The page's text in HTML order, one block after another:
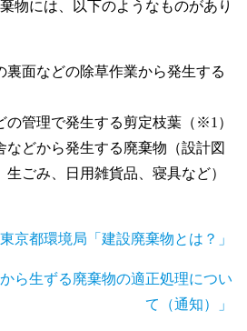
物には、以下のようなものがあり
裏面などの除草作業から発生する
の管理で発生する剪定枝葉（※1）
などから発生する廃棄物（設計図
ごみ、日用雑貨品、寝具など）
東京都環境局「建設廃棄物とは？」
ら生ずる廃棄物の適正処理につい
て（通知）」